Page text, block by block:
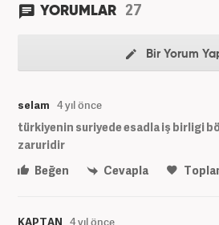
YORUMLAR 27
Bir Yorum
selam 4 yıl önce
türkiyenin suriyede esadla iş birligi
zaruridir
Beğen
Cevapla
KAPTAN 4 yıl önce